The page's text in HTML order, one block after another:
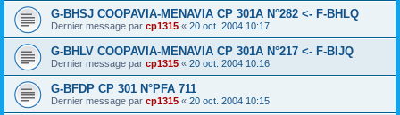
G-BHSJ COOPAVIA-MENAVIA CP 301A N°282 <- F-BHLQ
Dernier message par cp1315 « 20 oct. 2004 10:17
G-BHLV COOPAVIA-MENAVIA CP 301A N°217 <- F-BIJQ
Dernier message par cp1315 « 20 oct. 2004 10:16
G-BFDP CP 301 N°PFA 711
Dernier message par cp1315 « 20 oct. 2004 10:15